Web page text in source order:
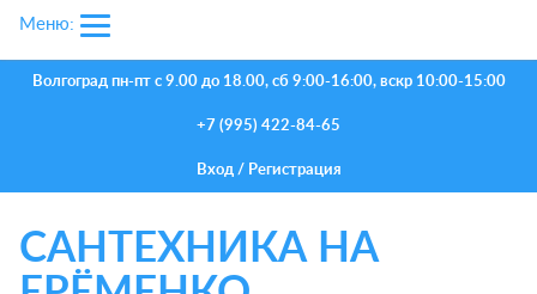
Волгоград пн-пт с 9.00 до 18.00, сб 9:00-16:00, вскр 10:00-15:00
+7 (995) 422-84-65
Вход/ Регистрация
САНТЕХНИКА НА
Меню: